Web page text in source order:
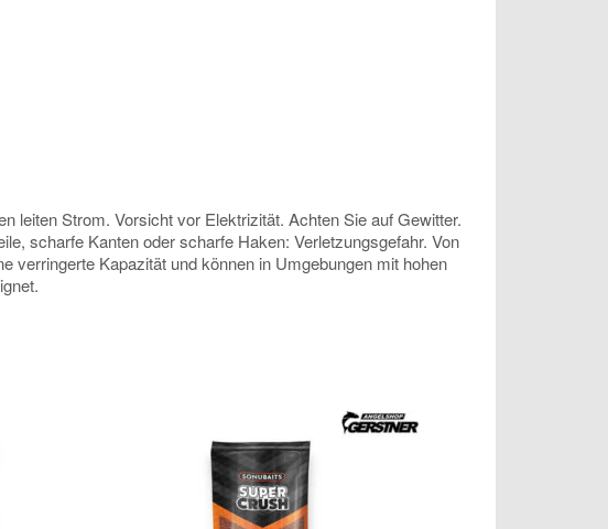
leiten Strom. Vorsicht vor Elektrizität. Achten Sie auf Gewitter.
scharfe Kanten oder scharfe Haken: Verletzungsgefahr. Von
verringerte Kapazität und können in Umgebungen mit hohen